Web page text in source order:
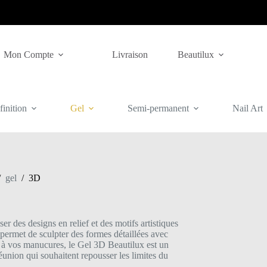
Mon Compte Livraison Beautilux
Gel Semi-permanent Nail Art
gel / 3D
des designs en relief et des motifs artistiques
de sculpter des formes détaillées avec
vos manucures, le Gel 3D Beautilux est un
qui souhaitent repousser les limites du